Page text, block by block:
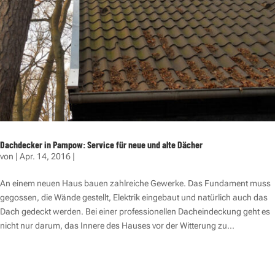
Dachdecker in Pampow: Service für neue und alte Dächer
von | Apr. 14, 2016 |
An einem neuen Haus bauen zahlreiche Gewerke. Das Fundament muss
gegossen, die Wände gestellt, Elektrik eingebaut und natürlich auch das
Dach gedeckt werden. Bei einer professionellen Dacheindeckung geht es
nicht nur darum, das Innere des Hauses vor der Witterung zu...